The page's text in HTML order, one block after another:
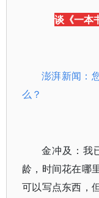
谈《一本
澎湃新闻：
么？
金冲及：我
龄，时间花在哪
可以写点东西，